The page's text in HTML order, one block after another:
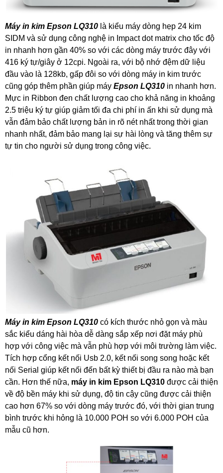
Máy in kim Epson LQ310 là kiểu máy dòng hẹp 24 kim
SIDM và sử dụng công nghệ in Impact dot matrix cho tốc độ
in nhanh hơn gần 40% so với các dòng máy trước đây với
416 ký tự/giây ở 12cpi. Ngoài ra, với bộ nhớ đệm dữ liệu
đầu vào là 128kb, gấp đôi so với dòng máy in kim trước
cũng góp thêm phần giúp máy Epson LQ310 in nhanh hơn.
Mực in Ribbon đen chất lượng cao cho khả năng in khoảng
2.5 triệu ký tự giúp giảm tối đa chi phí in ấn khi sử dụng mà
vẫn đảm bảo chất lượng bản in rõ nét nhất trong thời gian
nhanh nhất, đảm bảo mang lại sự hài lòng và tăng thêm sự
tự tin cho người sử dụng trong công việc.
Máy in kim Epson LQ310 có kích thước nhỏ gọn và màu
sắc kiểu dáng hài hòa dễ dàng sắp xếp nơi đặt máy phù
hợp với công việc mà vẫn phù hợp với môi trường làm việc.
Tích hợp cổng kết nối Usb 2.0, kết nối song song hoặc kết
nối Serial giúp kết nối đến bất kỳ thiết bị đầu ra nào mà bạn
cần. Hơn thế nữa, máy in kim Epson LQ310 được cải thiện
về độ bền máy khi sử dụng, độ tin cậy cũng được cải thiện
cao hơn 67% so với dòng máy trước đó, với thời gian trung
bình trước khi hỏng là 10.000 POH so với 6.000 POH của
mẫu cũ hơn.